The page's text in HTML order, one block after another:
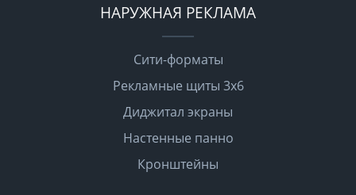
НАРУЖНАЯ РЕКЛАМА
Сити-форматы
Рекламные щиты 3х6
Диджитал экраны
Настенные панно
Кронштейны